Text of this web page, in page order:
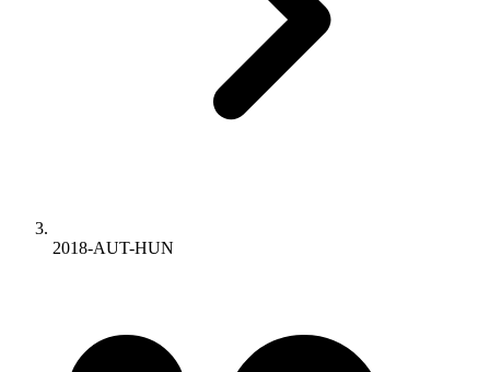
2018-AUT-HUN